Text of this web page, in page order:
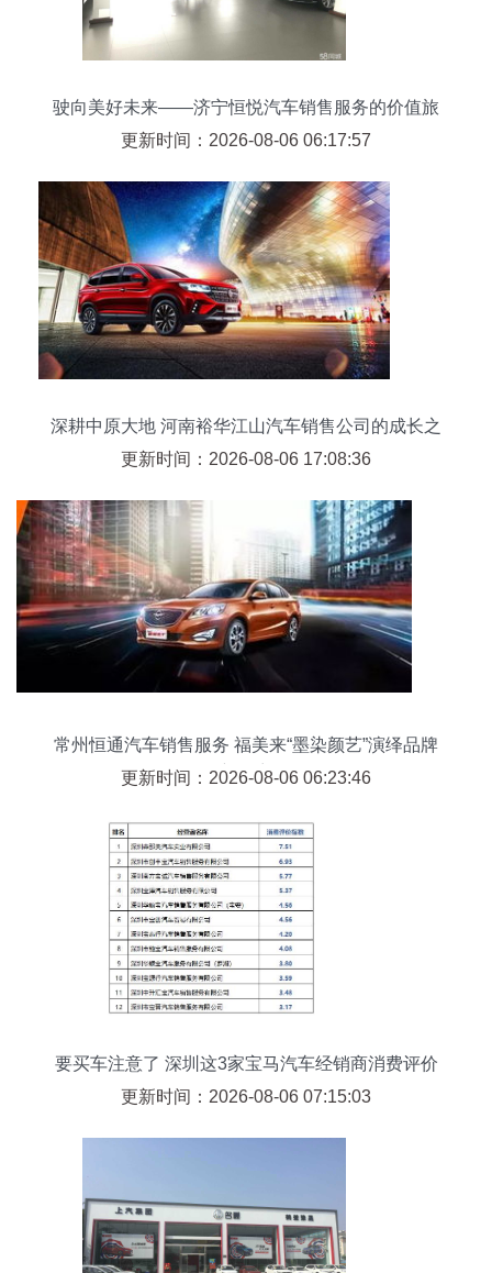
驶向美好未来——济宁恒悦汽车销售服务的价值旅
程
更新时间：2026-08-06 06:17:57
深耕中原大地 河南裕华江山汽车销售公司的成长之
路
更新时间：2026-08-06 17:08:36
常州恒通汽车销售服务 福美来“墨染颜艺”演绎品牌
新篇章
更新时间：2026-08-06 06:23:46
要买车注意了 深圳这3家宝马汽车经销商消费评价
最低
更新时间：2026-08-06 07:15:03